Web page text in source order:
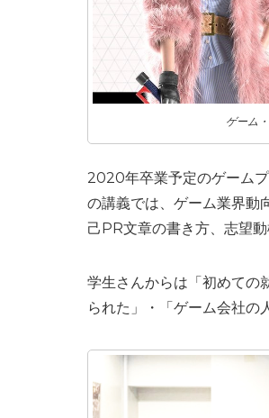
ゲーム
2020年卒業予定のゲーム
の講義では、ゲーム業界動
己PR文章の書き方、志望
学生さんからは「初めての
られた」・「ゲーム会社の